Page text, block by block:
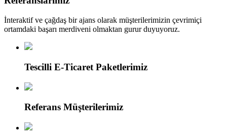
İnteraktif ve çağdaş bir ajans olarak müşterilerimizin çevrimiçi
ortamdaki başarı merdiveni olmaktan gurur duyuyoruz.
Tescilli E-Ticaret Paketlerimiz
Referans Müşterilerimiz